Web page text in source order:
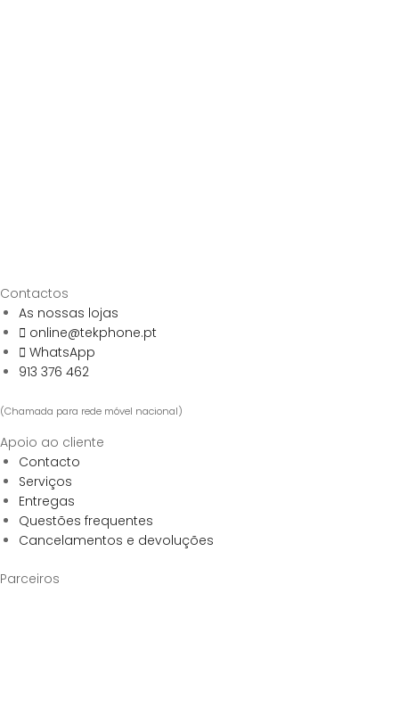
Contactos
As nossas lojas
online@tekphone.pt
WhatsApp
913 376 462
(Chamada para rede móvel nacional)
Apoio ao cliente
Contacto
Serviços
Entregas
Questões frequentes
Cancelamentos e devoluções
Parceiros